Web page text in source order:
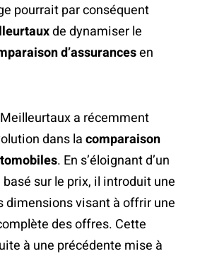
pourrait par conséquent
de dynamiser le
d’assurancesen
a récemment
dans lacomparaison
. En s’éloignant d’un
sur le prix, il introduit une
dimensions visant à offrir une
des offres. Cette
à une précédente mise à